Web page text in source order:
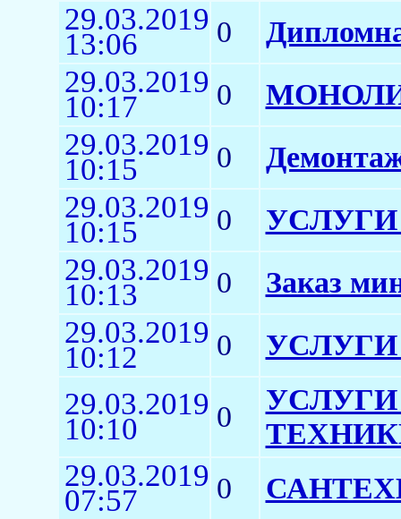
29.03.2019
13:06 0
29.03.2019
10:17 0
29.03.2019
10:15 0
29.03.2019
10:15 0
29.03.2019
10:13 0 Заказ
29.03.2019
10:12 0
29.03.2019
10:10 0
29.03.2019
07:57 0